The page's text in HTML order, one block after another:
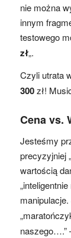
nie można
innym
testowego
zł„.
Czyli utrata
300zł!
Cena vs.
Jesteśmy
precyzyjniej
wartością
naszego….”